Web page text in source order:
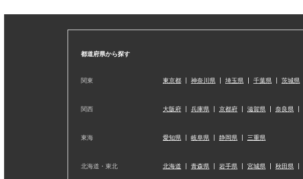
都道府県から探す
関東 東京都 神奈川県 埼玉県 千葉県 茨城県
関西 大阪府 兵庫県 京都府 滋賀県 奈良県
東海 愛知県 岐阜県 静岡県 三重県
北海道・東北 北海道 青森県 岩手県 宮城県 秋田県